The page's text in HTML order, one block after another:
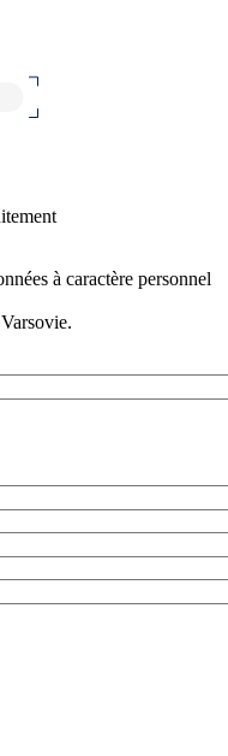
à caractère personnel